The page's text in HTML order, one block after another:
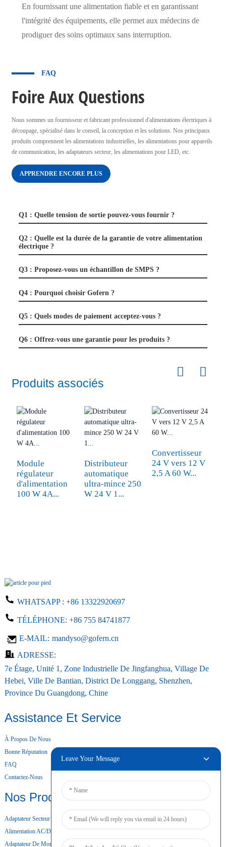
En fournissant une alimentation fiable et en garantissant
l'intégrité des équipements, elle permet aux médecins de
prodiguer des soins optimaux sans interruption.
FAQ
Foire Aux Questions
Nous sommes un fournisseur et fabricant professionnel d'alimentations électriques à
découpage, spécialisé dans le conseil, la conception et les solutions. Nos principaux
produits comprennent les alimentations industrielles, les alimentations pour appareils
de communication, les adaptateurs secteur, les alimentations pour LED, etc.
APPRENDRE ENCORE PLUS
Q1 : Quelle tension de sortie pouvez-vous fournir ?
Q2 : Quelle est la durée de la garantie de votre alimentation
électrique ?
Q3 : Proposez-vous un échantillon de SMPS ?
Q4 : Pourquoi choisir Gofern ?
Q5 : Quels modes de paiement acceptez-vous ?
Q6 : Offrez-vous une garantie pour les produits ?
Produits associés
Module
régulateur
d'alimentation
100 W 4A...
Distributeur
automatique
ultra-mince 250
W 24 V 1...
Convertisseur
24 V vers 12 V
2,5 A 60 W...
WHATSAPP : +86 13322920697
TÉLÉPHONE: +86 755 84741877
E-MAIL: mandyso@gofern.cn
ADRESSE:
7e Étage, Unité 1, Zone Industrielle De Jingfanghua, Village De
Hebei, Ville De Bantian, District De Longgang, Shenzhen,
Province Du Guangdong, Chine
Assistance Et Service
À Propos De Nous
Bonne Réputation
FAQ
Contactez-Nous
Nos Produits
Adaptateur Secteur De Bureau
Alimentation AC/DC
Adaptateur De Montage Mural
Leave Your Message